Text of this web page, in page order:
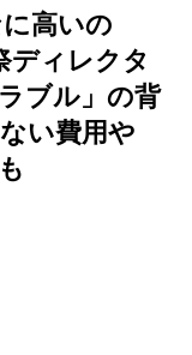
高いの
ディレクタ
ブル」の背
い費用や